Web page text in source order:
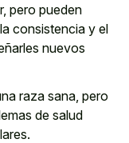
pero pueden
consistencia y el
nuevos
raza sana, pero
de salud